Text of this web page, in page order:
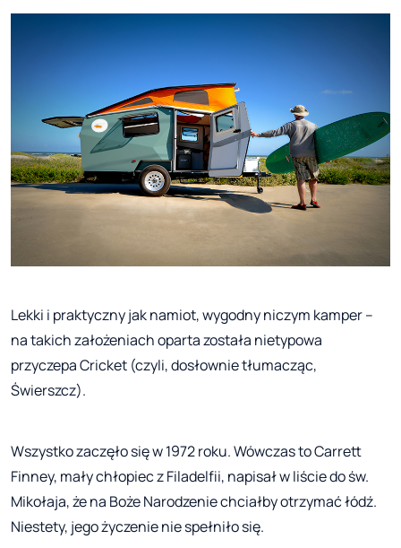
Lekki i praktyczny jak namiot, wygodny niczym kamper –
na takich założeniach oparta została nietypowa
przyczepa Cricket (czyli, dosłownie tłumacząc,
Świerszcz).
Wszystko zaczęło się w 1972 roku. Wówczas to Carrett
Finney, mały chłopiec z Filadelfii, napisał w liście do św.
Mikołaja, że na Boże Narodzenie chciałby otrzymać łódź.
Niestety, jego życzenie nie spełniło się.